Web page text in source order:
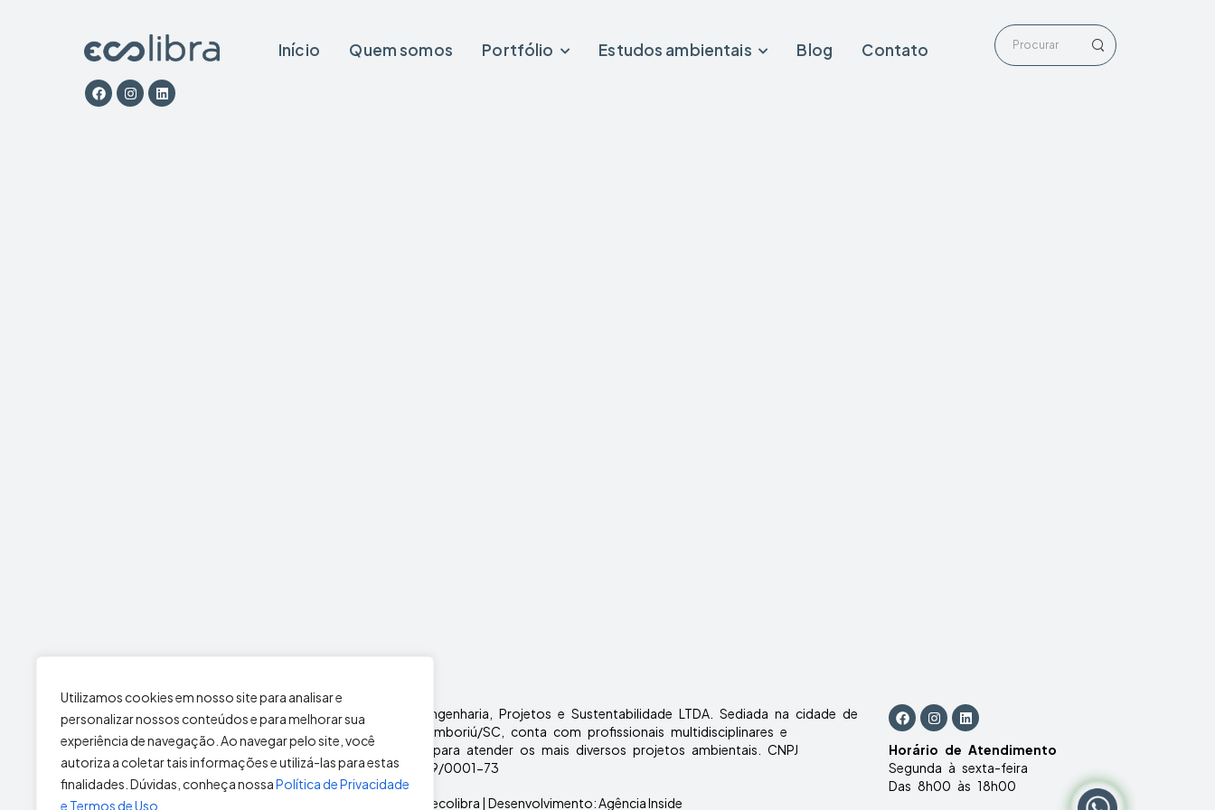
Utilizamos cookies em nosso site para analisar e
personalizar nossos conteúdos e para melhorar sua
experiência de navegação. Ao navegar pelo site, você
autoriza a coletar tais informações e utilizá-las para estas
finalidades. Dúvidas, conheça nossaPolítica de Privacidade
e Termos de Uso.
Início Quem somos Portfólio Estudos ambientais Blog Contato
A Ecolibra Engenharia, Projetos e Sustentabilidade LTDA. Sediada na cidade de
Balneário Camboriú/SC, conta com profissionais multidisciplinares e
qualificados para atender os mais diversos projetos ambientais. CNPJ
N°09.541.949/0001-73
Copyright © ecolibra | Desenvolvimento:Agência Inside
Horário de Atendimento
Segunda à sexta-feira
Das 8h00 às 18h00